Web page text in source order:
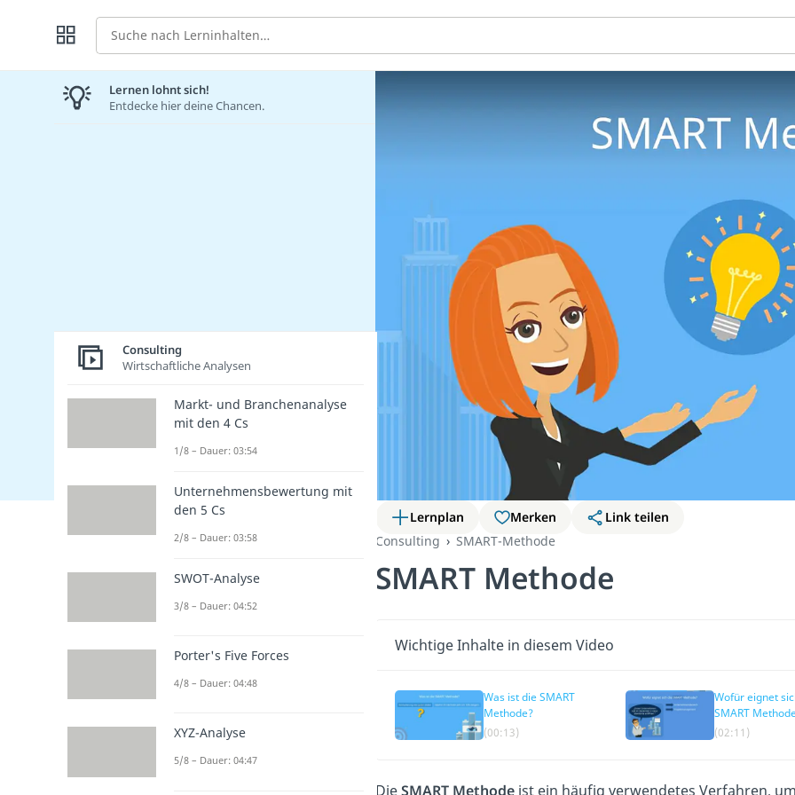
Suche
Lernplan Merken
Link teilen
Consulting
SMART-Methode
SMART Methode
Wichtige Inhalte in diesem Video
Was ist die SMART
Methode?
(00:13)
Wofür eignet
SMART
(02:11)
DieSMART Methode ist ein häufig verwendetes Verfahren,
Lernen lohnt sich!
Entdecke hier deine Chancen.
Consulting
Wirtschaftliche Analysen
Markt- und Branchenanalyse
mit den 4 Cs
1/8 – Dauer: 03:54
Unternehmensbewertung mit
den 5 Cs
2/8 – Dauer: 03:58
SWOT-Analyse
3/8 – Dauer: 04:52
Porter's Five Forces
4/8 – Dauer: 04:48
XYZ-Analyse
5/8 – Dauer: 04:47